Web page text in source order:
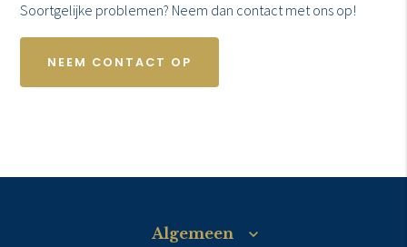
Soortgelijke problemen? Neem dan contact met ons op!
NEEM CONTACT OP
Algemeen